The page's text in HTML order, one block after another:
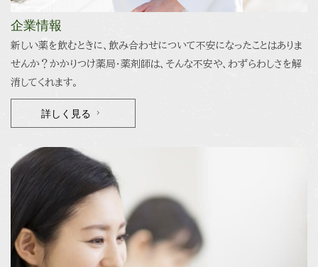
企業情報
新しい薬を飲むときに、飲み合わせについて不安になったことはありま
せんか？かかりつけ薬局・薬剤師は、そんな不安や、わずらわしさを解
消してくれます。
詳しく見る